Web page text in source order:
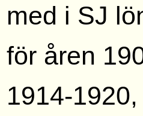
med i SJ
för åren
1914-